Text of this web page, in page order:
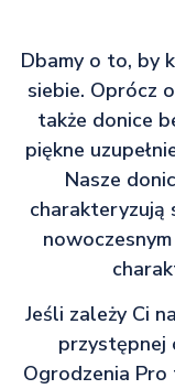
Dbamy o to, by
siebie. Oprócz
także donice
piękne
Nasze
charakteryzują
Jeśli zależy Ci
przystępnej
Ogrodzenia